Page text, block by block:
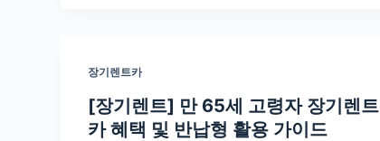
장기렌트카
[장기렌트] 만 65세 고령자 장기렌트
카 혜택 및 반납형 활용 가이드